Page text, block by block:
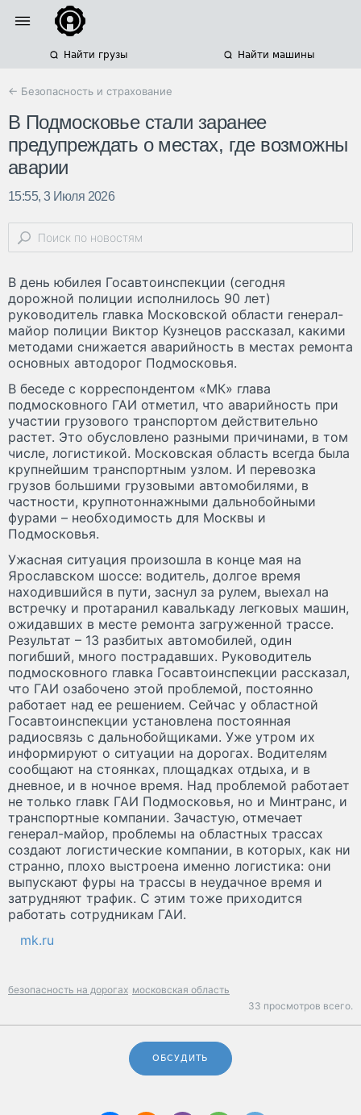
Найти грузы Найти машины
← Безопасность и страхование
В Подмосковье стали заранее
предупреждать о местах, где возможны
аварии
15:55, 3 Июля 2026
В день юбилея Госавтоинспекции (сегодня
дорожной полиции исполнилось 90 лет)
руководитель главка Московской области генерал-
майор полиции Виктор Кузнецов рассказал, какими
методами снижается аварийность в местах ремонта
основных автодорог Подмосковья.
В беседе с корреспондентом «МК» глава
подмосковного ГАИ отметил, что аварийность при
участии грузового транспортом действительно
растет. Это обусловлено разными причинами, в том
числе, логистикой. Московская область всегда была
крупнейшим транспортным узлом. И перевозка
грузов большими грузовыми автомобилями, в
частности, крупнотоннажными дальнобойными
фурами – необходимость для Москвы и
Подмосковья.
Ужасная ситуация произошла в конце мая на
Ярославском шоссе: водитель, долгое время
находившийся в пути, заснул за рулем, выехал на
встречку и протаранил кавалькаду легковых машин,
ожидавших в месте ремонта загруженной трассе.
Результат – 13 разбитых автомобилей, один
погибший, много пострадавших. Руководитель
подмосковного главка Госавтоинспекции рассказал,
что ГАИ озабочено этой проблемой, постоянно
работает над ее решением. Сейчас у областной
Госавтоинспекции установлена постоянная
радиосвязь с дальнобойщиками. Уже утром их
информируют о ситуации на дорогах. Водителям
сообщают на стоянках, площадках отдыха, и в
дневное, и в ночное время. Над проблемой работает
не только главк ГАИ Подмосковья, но и Минтранс, и
транспортные компании. Зачастую, отмечает
генерал-майор, проблемы на областных трассах
создают логистические компании, в которых, как ни
странно, плохо выстроена именно логистика: они
выпускают фуры на трассы в неудачное время и
затрудняют трафик. С этим тоже приходится
работать сотрудникам ГАИ.
mk.ru
безопасность на дорогах московская область
33 просмотров всего.
ОБСУДИТЬ